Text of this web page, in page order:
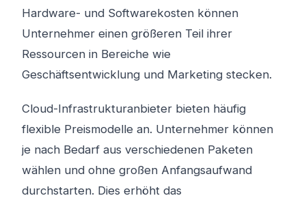
Hardware- und Softwarekosten können
Unternehmer einen größeren Teil ihrer
Ressourcen in Bereiche wie
Geschäftsentwicklung und Marketing stecken.
Cloud-Infrastrukturanbieter bieten häufig
flexible Preismodelle an. Unternehmer können
je nach Bedarf aus verschiedenen Paketen
wählen und ohne großen Anfangsaufwand
durchstarten. Dies erhöht das